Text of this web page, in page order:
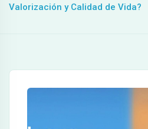
Valorización y Calidad de Vida?